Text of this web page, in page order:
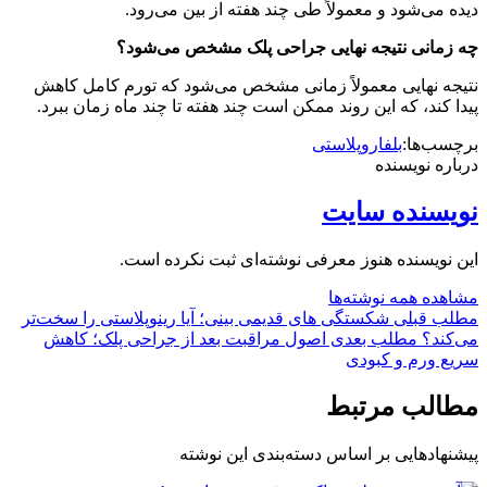
دیده می‌شود و معمولاً طی چند هفته از بین می‌رود.
چه زمانی نتیجه نهایی جراحی پلک مشخص می‌شود؟
نتیجه نهایی معمولاً زمانی مشخص می‌شود که تورم کامل کاهش
پیدا کند، که این روند ممکن است چند هفته تا چند ماه زمان ببرد.
برچسب‌ها:بلفاروپلاستی
درباره نویسنده
نویسنده سایت
این نویسنده هنوز معرفی نوشته‌ای ثبت نکرده است.
مشاهده همه نوشته‌ها
مطلب قبلی شکستگی های قدیمی بینی؛ آیا رینوپلاستی را سخت‌تر
می‌کند؟ مطلب بعدی اصول مراقبت بعد از جراحی پلک؛ کاهش
سریع ورم و کبودی
مطالب مرتبط
پیشنهادهایی بر اساس دسته‌بندی این نوشته